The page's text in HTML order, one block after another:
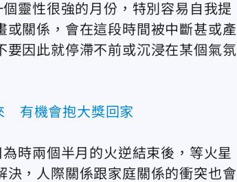
靈性很強的月份，特別容易自我提
關係，會在這段時間被中斷甚或產
要因此就停滯不前或沉浸在某個氣氛
有機會抱大獎回家
時兩個半月的火逆結束後，等火星
決，人際關係跟家庭關係的衝突也會